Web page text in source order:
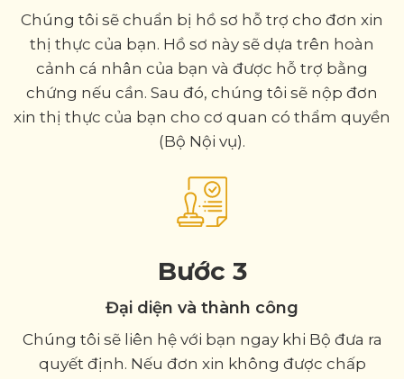
Chúng tôi sẽ chuẩn bị hồ sơ hỗ trợ cho đơn xin
thị thực của bạn. Hồ sơ này sẽ dựa trên hoàn
cảnh cá nhân của bạn và được hỗ trợ bằng
chứng nếu cần. Sau đó, chúng tôi sẽ nộp đơn
xin thị thực của bạn cho cơ quan có thẩm quyền
(Bộ Nội vụ).
Bước 3
Đại diện và thành công
Chúng tôi sẽ liên hệ với bạn ngay khi Bộ đưa ra
quyết định. Nếu đơn xin không được chấp